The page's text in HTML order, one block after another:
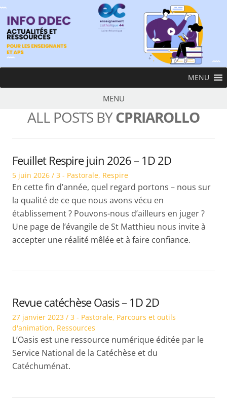
Skip
to
content
InfoDDEC
Ens
MENU
MENU
ALL POSTS BYCPRIAROLLO
Feuillet Respire juin 2026 – 1D 2D
Posted
on
5 juin 2026
Posted
in
3 - Pastorale, Respire
En cette fin d’année, quel regard portons – nous sur
la qualité de ce que nous avons vécu en
établissement ? Pouvons-nous d’ailleurs en juger ?
Une page de l’évangile de St Matthieu nous invite à
accepter une réalité mêlée et à faire confiance.
Revue catéchèse Oasis – 1D 2D
Posted
on
27 janvier 2023
Posted
in
3 - Pastorale, Parcours et outils
d'animation, Ressources
L’Oasis est une ressource numérique éditée par le
Service National de la Catéchèse et du
Catéchuménat.